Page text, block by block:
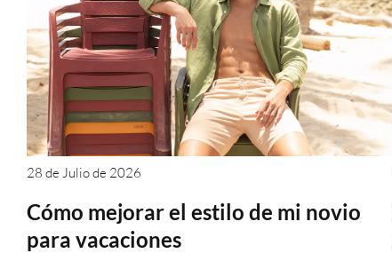
28 de Julio de 2026
Cómo mejorar el estilo de mi novio
para vacaciones